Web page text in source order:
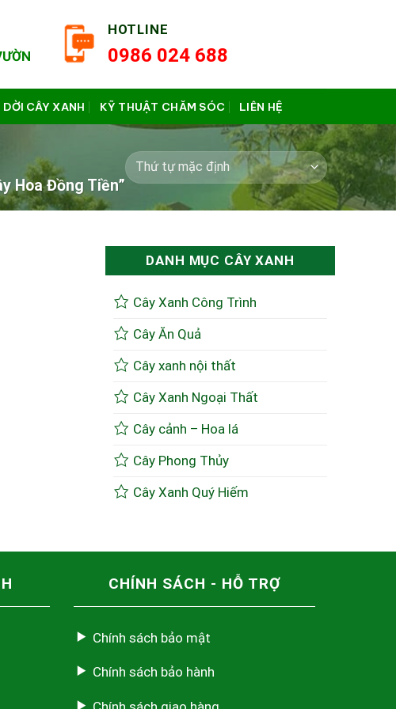
HOTLINE
0986 024 688
CÂY XANH KỸ THUẬT CHĂM SÓC LIÊN HỆ
Hoa Đồng Tiền”
DANH MỤC CÂY XANH
Cây Xanh Công Trình
Cây Ăn Quả
Cây xanh nội thất
Cây Xanh Ngoại Thất
Cây cảnh – Hoa lá
Cây Phong Thủy
Cây Xanh Quý Hiếm
CHÍNH SÁCH - HỖ TRỢ
Chính sách bảo mật
Chính sách bảo hành